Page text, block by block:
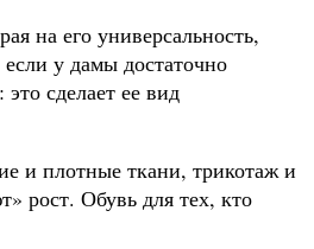
на его универсальность,
если у дамы достаточно
сделает ее вид
и плотные ткани, трикотаж и
рост. Обувь для тех, кто